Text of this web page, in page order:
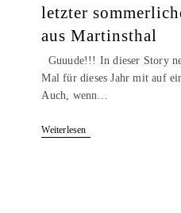
letzter
aus Martinsthal
Guuude!!! In dieser Story
Mal für dieses Jahr mit auf
Auch, wenn…
Weiterlesen